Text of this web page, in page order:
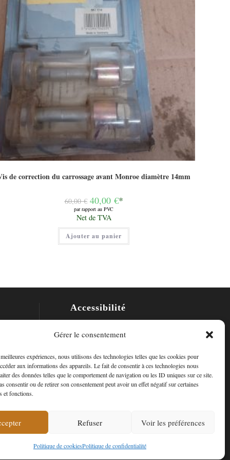
Gérer le consentement
expériences, nous utilisons des technologies telles que les cookies pour
aux informations des appareils. Le fait de consentir à ces technologies nous
des données telles que le comportement de navigation ou les ID uniques sur ce site.
consentir ou de retirer son consentement peut avoir un effet négatif sur certaines
et fonctions.
Refuser Voir les préférences
Politique de cookiesPolitique de confidentialité
de correction du carrossage avant Monroe diamètre 14mm
60,00€ Le
prix
initial
était :
60,00 €.
40,00 €*
par rapport au PVC
Le
prix
actuel
est :
40,00 €.
Net de TVA
Ajouter au panier
Accessibilité
de nous